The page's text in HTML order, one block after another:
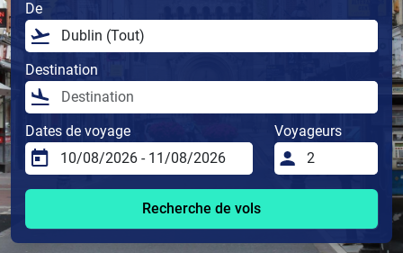
De
Destination
Dates de voyage Voyageurs
Recherche de vols